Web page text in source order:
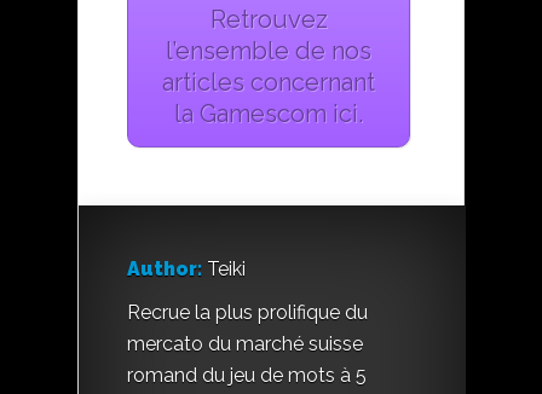
Retrouvez
l’ensemble de nos
articles concernant
la Gamescom ici.
Author: Teiki
Recrue la plus prolifique du
mercato du marché suisse
romand du jeu de mots à 5